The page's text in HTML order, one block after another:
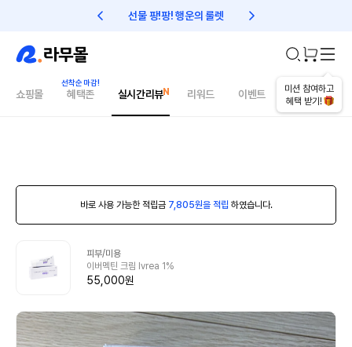
선물 팡!팡! 행운의 룰렛 친구초대 1만원 리워드!
미션 참여하고
혜택 받기!
쇼핑몰 혜택존 실시간리뷰 리워드 이벤트 건강매거진
바로 사용 가능한 적립금 7,805원을 적립 하였습니다.
피부/미용
이버멕틴 크림 Ivrea 1%
55,000원